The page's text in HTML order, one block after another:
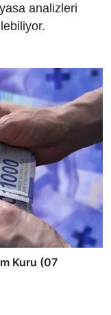
analizleri
Kuru (07